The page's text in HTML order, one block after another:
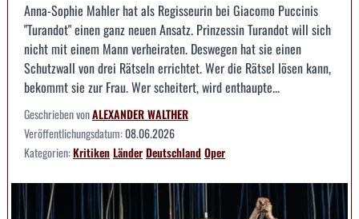
Anna-Sophie Mahler hat als Regisseurin bei Giacomo Puccinis
"Turandot" einen ganz neuen Ansatz. Prinzessin Turandot will sich
nicht mit einem Mann verheiraten. Deswegen hat sie einen
Schutzwall von drei Rätseln errichtet. Wer die Rätsel lösen kann,
bekommt sie zur Frau. Wer scheitert, wird enthaupte...
Geschrieben vonALEXANDER WALTHER
Veröffentlichungsdatum:08.06.2026
Kategorien:KritikenLänderDeutschlandOper